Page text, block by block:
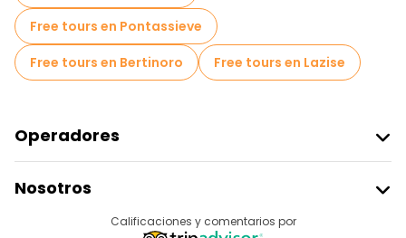
Free tours en Pontassieve
Free tours en Bertinoro
Free tours en Lazise
Operadores
Acceder Como Proveedor
Programa De Afiliados
Nosotros
Calificaciones y comentarios por